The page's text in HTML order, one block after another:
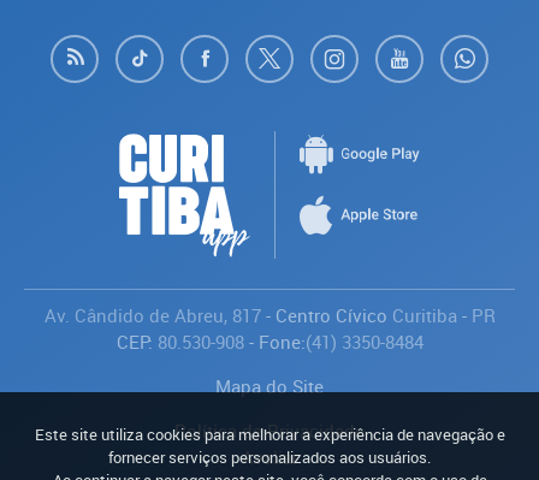
Av. Cândido de Abreu, 817- Centro Cívico Curitiba - PR
CEP: 80.530-908- Fone:(41) 3350-8484
Mapa do Site
Política de Privacidade
Avaliar
Este site utiliza cookies para melhorar a experiência de navegação e
fornecer serviços personalizados aos usuários.